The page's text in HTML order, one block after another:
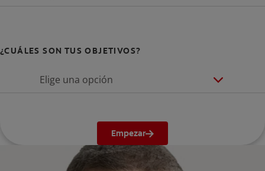
¿CUÁLES SON TUS OBJETIVOS?
Elige una opción
Empezar